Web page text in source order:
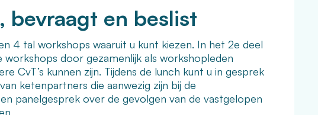
bevraagt en beslist
4 tal workshops waaruit u kunt kiezen. In het 2e deel
door gezamenlijk als workshopleden
CvT’s kunnen zijn. Tijdens de lunch kunt u in gesprek
ketenpartners die aanwezig zijn bij de
panelgesprek over de gevolgen van de vastgelopen